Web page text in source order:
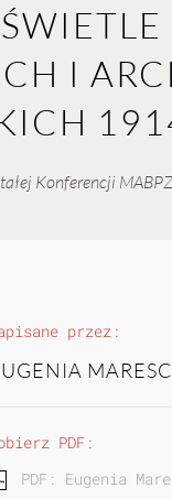
I
Konferencji
przez:
PDF:
PDF: Eugenia